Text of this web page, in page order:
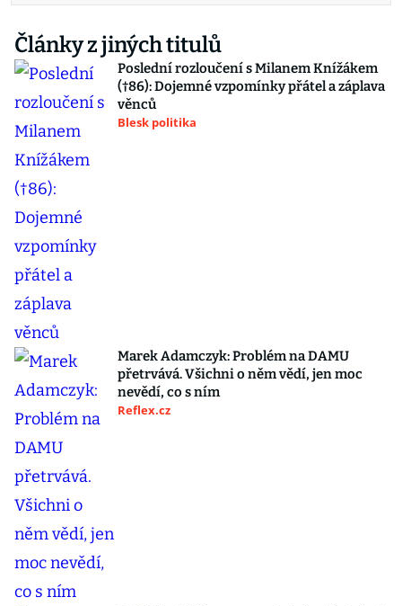
Články z jiných titulů
Poslední rozloučení s Milanem Knížákem
(†86): Dojemné vzpomínky přátel a záplava
věnců
Blesk politika
Marek Adamczyk: Problém na DAMU
přetrvává. Všichni o něm vědí, jen moc
nevědí, co s ním
Reflex.cz